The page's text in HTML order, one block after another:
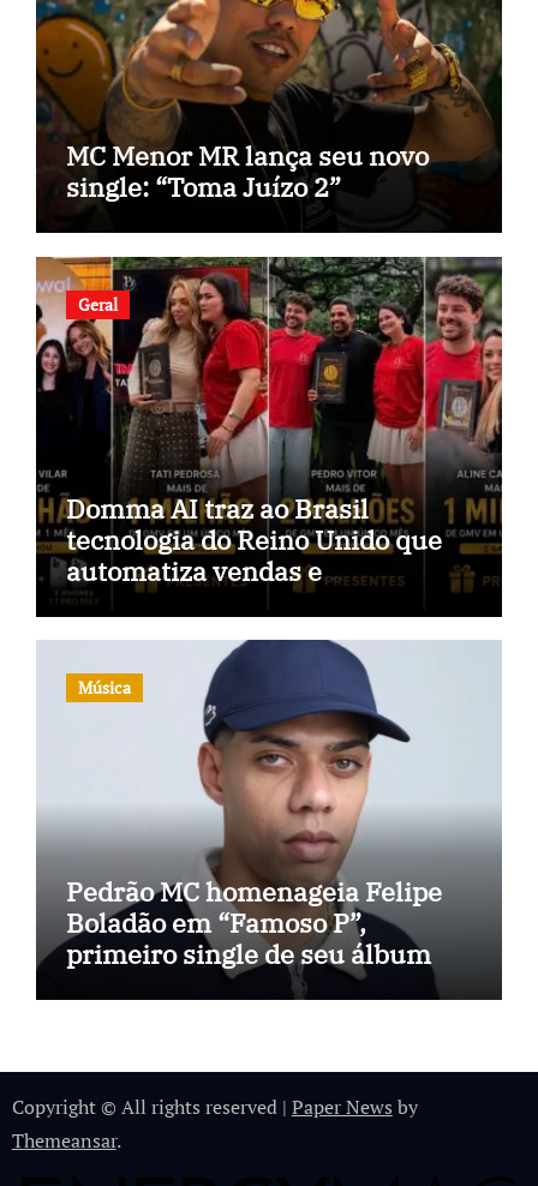
MC Menor MR lança seu novo
single: “Toma Juízo 2”
Geral
Domma AI traz ao Brasil
tecnologia do Reino Unido que
automatiza vendas e
inteligência no TikTok Shop
Música
Pedrão MC homenageia Felipe
Boladão em “Famoso P”,
primeiro single de seu álbum
Copyright © All rights reserved | Paper News by
Themeansar.